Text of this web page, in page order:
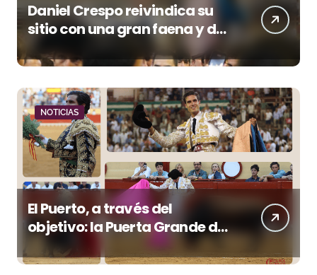
Daniel Crespo reivindica su
sitio con una gran faena y dos
orejas
NOTICIAS
El Puerto, a través del
objetivo: la Puerta Grande de
Crespo y el aroma de
Morante